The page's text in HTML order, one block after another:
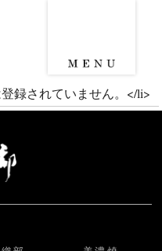
録されていません。</li>